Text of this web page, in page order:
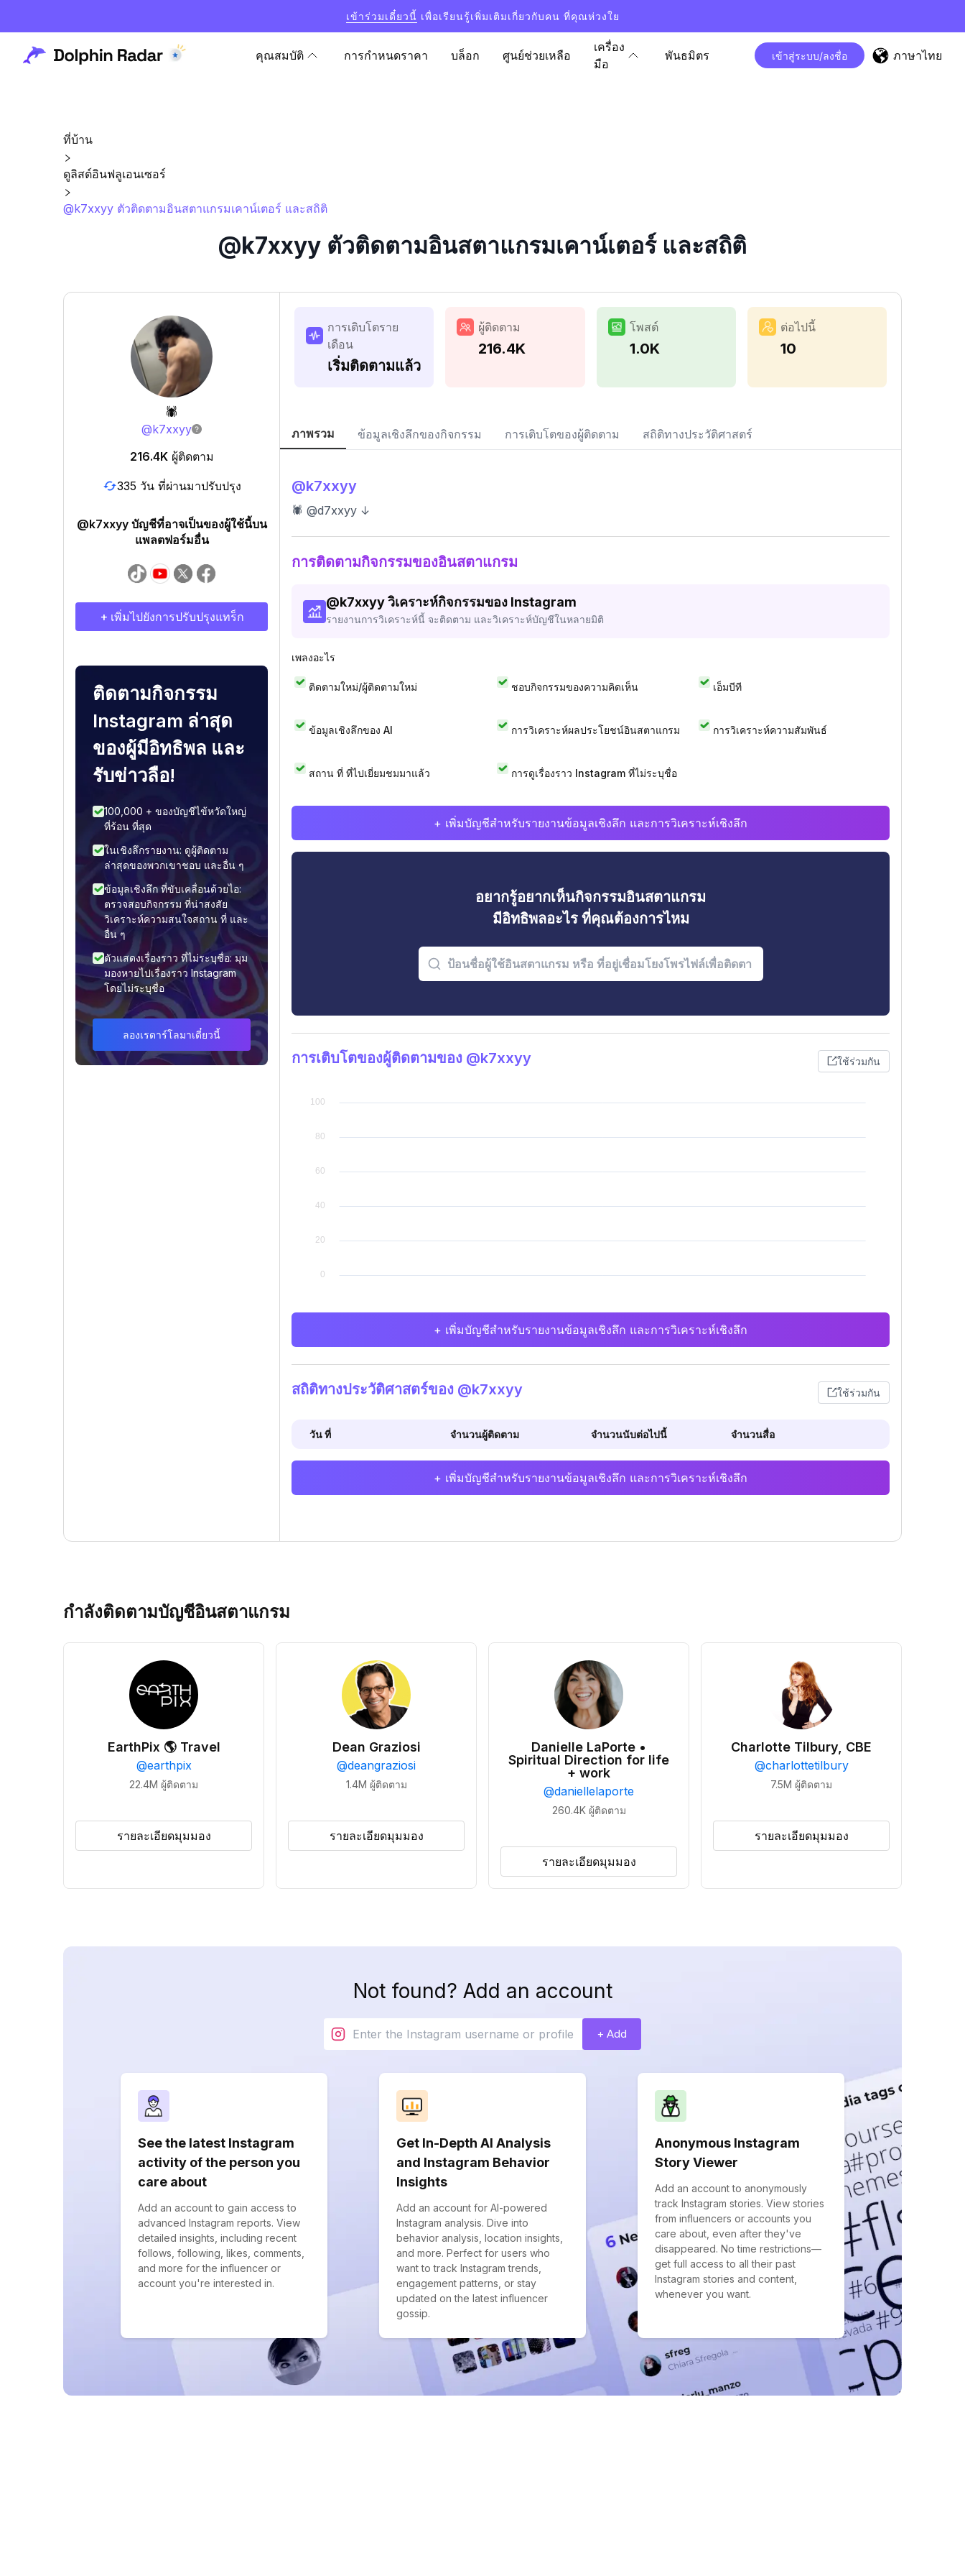
เข้าร่วมเดี๋ยวนี้ เพื่อเรียนรู้เพิ่มเติมเกี่ยวกับคน ที่คุณห่วงใย
คุณสมบัติ การกำหนดราคา บล็อก ศูนย์ช่วยเหลือ
เครื่อง
มือ
พันธมิตร เข้าสู่ระบบ/ลงชื่อ ภาษาไทย
ที่บ้าน
ดูลิสต์อินฟลูเอนเซอร์
@k7xxyy ตัวติดตามอินสตาแกรมเคาน์เตอร์ และสถิติ
@k7xxyy ตัวติดตามอินสตาแกรมเคาน์เตอร์ และสถิติ
🕷️
@k7xxyy
216.4K ผู้ติดตาม
335 วัน ที่ผ่านมาปรับปรุง
@k7xxyy บัญชีที่อาจเป็นของผู้ใช้นี้บน
แพลตฟอร์มอื่น
+ เพิ่มไปยังการปรับปรุงแทร็ก
ติดตามกิจกรรม
Instagram ล่าสุด
ของผู้มีอิทธิพล และ
รับข่าวลือ!
100,000 + ของบัญชีไข้หวัดใหญ่
ที่ร้อน ที่สุด
ในเชิงลึกรายงาน: ดูผู้ติดตาม
ล่าสุดของพวกเขาชอบ และอื่น ๆ
ข้อมูลเชิงลึก ที่ขับเคลื่อนด้วยไอ:
ตรวจสอบกิจกรรม ที่น่าสงสัย
วิเคราะห์ความสนใจสถาน ที่ และ
อื่น ๆ
ตัวแสดงเรื่องราว ที่ไม่ระบุชื่อ: มุม
มองหายไปเรื่องราว Instagram
โดยไม่ระบุชื่อ
ลองเรดาร์โลมาเดี๋ยวนี้
การเติบโตราย
เดือน
เริ่มติดตามแล้ว
ผู้ติดตาม
216.4K
โพสต์
1.0K
ต่อไปนี้
10
ภาพรวม ข้อมูลเชิงลึกของกิจกรรม การเติบโตของผู้ติดตาม สถิติทางประวัติศาสตร์
@k7xxyy
🕷️ @d7xxyy ↓
การติดตามกิจกรรมของอินสตาแกรม
@k7xxyyวิเคราะห์กิจกรรมของ Instagram
รายงานการวิเคราะห์นี้ จะติดตาม และวิเคราะห์บัญชีในหลายมิติ
เพลงอะไร
ติดตามใหม่/ผู้ติดตามใหม่ ชอบกิจกรรมของความคิดเห็น เอ็มบีที
ข้อมูลเชิงลึกของ AI การวิเคราะห์ผลประโยชน์อินสตาแกรม การวิเคราะห์ความสัมพันธ์
สถาน ที่ ที่ไปเยี่ยมชมมาแล้ว การดูเรื่องราว Instagram ที่ไม่ระบุชื่อ
+ เพิ่มบัญชีสำหรับรายงานข้อมูลเชิงลึก และการวิเคราะห์เชิงลึก
อยากรู้อยากเห็นกิจกรรมอินสตาแกรม
มีอิทธิพลอะไร ที่คุณต้องการไหม
การเติบโตของผู้ติดตามของ @k7xxyy ใช้ร่วมกัน
+ เพิ่มบัญชีสำหรับรายงานข้อมูลเชิงลึก และการวิเคราะห์เชิงลึก
สถิติทางประวัติศาสตร์ของ @k7xxyy ใช้ร่วมกัน
วัน ที่ จำนวนผู้ติดตาม จำนวนนับต่อไปนี้ จำนวนสื่อ
+ เพิ่มบัญชีสำหรับรายงานข้อมูลเชิงลึก และการวิเคราะห์เชิงลึก
กำลังติดตามบัญชีอินสตาแกรม
EarthPix 🌎 Travel
@earthpix
22.4M ผู้ติดตาม
รายละเอียดมุมมอง
Dean Graziosi
@deangraziosi
1.4M ผู้ติดตาม
รายละเอียดมุมมอง
Danielle LaPorte •
Spiritual Direction for life
+ work
@daniellelaporte
260.4K ผู้ติดตาม
รายละเอียดมุมมอง
Charlotte Tilbury, CBE
@charlottetilbury
7.5M ผู้ติดตาม
รายละเอียดมุมมอง
Not found? Add an account
+ Add
See the latest Instagram
activity of the person you
care about
Add an account to gain access to
advanced Instagram reports. View
detailed insights, including recent
follows, following, likes, comments,
and more for the influencer or
account you're interested in.
Get In-Depth AI Analysis
and Instagram Behavior
Insights
Add an account for AI-powered
Instagram analysis. Dive into
behavior analysis, location insights,
and more. Perfect for users who
want to track Instagram trends,
engagement patterns, or stay
updated on the latest influencer
gossip.
Anonymous Instagram
Story Viewer
Add an account to anonymously
track Instagram stories. View stories
from influencers or accounts you
care about, even after they've
disappeared. No time restrictions—
get full access to all their past
Instagram stories and content,
whenever you want.